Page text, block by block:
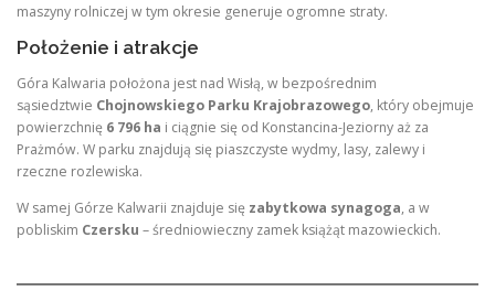
maszyny rolniczej w tym okresie generuje ogromne straty.
Położenie i atrakcje
Góra Kalwaria położona jest nad Wisłą, w bezpośrednim
sąsiedztwie Chojnowskiego Parku Krajobrazowego, który obejmuje
powierzchnię 6 796 ha i ciągnie się od Konstancina-Jeziorny aż za
Prażmów. W parku znajdują się piaszczyste wydmy, lasy, zalewy i
rzeczne rozlewiska.
W samej Górze Kalwarii znajduje się zabytkowa synagoga, a w
pobliskim Czersku – średniowieczny zamek książąt mazowieckich.